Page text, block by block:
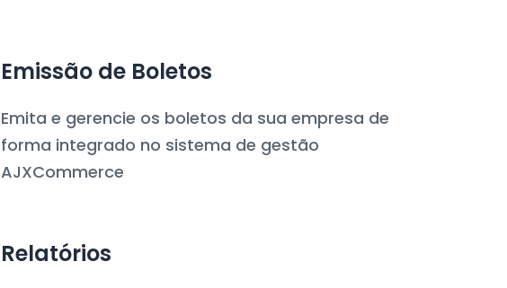
Emissão de Boletos
Emita e gerencie os boletos da sua empresa de
forma integrado no sistema de gestão
AJXCommerce
Relatórios